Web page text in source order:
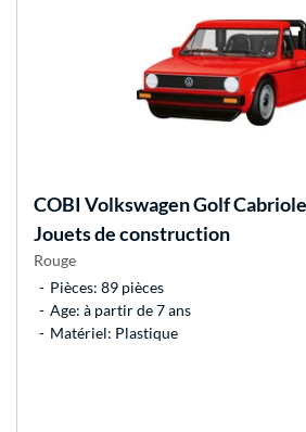
COBI Volkswagen Golf
Jouets de construction
Rouge
Pièces: 89 pièces
Age: à partir de 7 ans
Matériel: Plastique